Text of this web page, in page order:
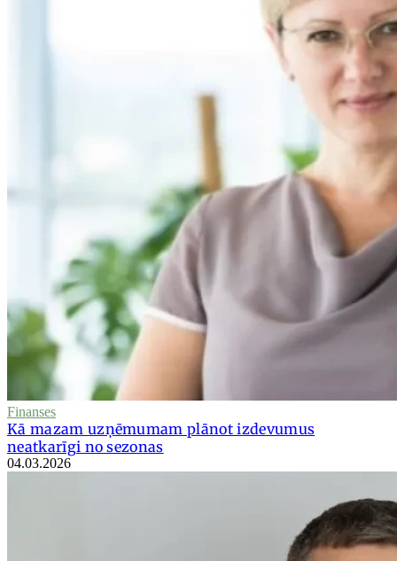
Finanses
Kā mazam uzņēmumam plānot izdevumus
neatkarīgi no sezonas
04.03.2026